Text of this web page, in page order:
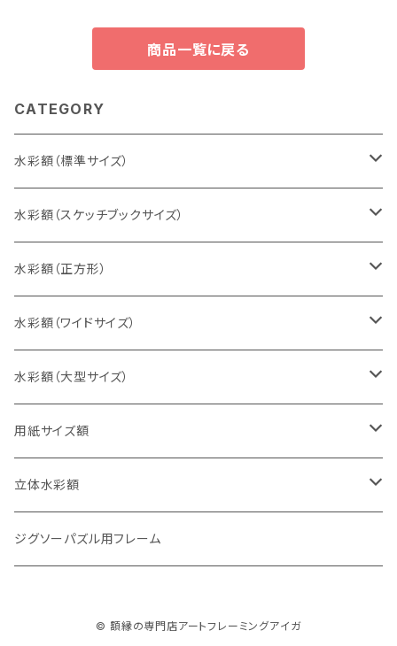
商品一覧に戻る
CATEGORY
水彩額（標準サイズ）
インチ判（203×254ミリ）
八切判（242×303ミリ）
太子判（288×379ミリ）
四切判（348×424ミリ）
大衣判（394×509ミリ）
半切判（424×545ミリ）
三三判（455×606ミリ）
水彩額（スケッチブックサイズ）
スケッチ4Ｆ（352×443ミリ）
スケッチ6Ｆ（458×550ミリ）
スケッチ8Ｆ（520×595ミリ）
スケッチ10Ｆ（595×670ミリ）
水彩額（正方形）
10cm正方形（100×100ミリ）
15cm正方形（150×150ミリ）
20cm正方形（200×200ミリ）
25cm正方形（250×250ミリ）
30cm正方形（300×300ミリ）
水彩額（ワイドサイズ）
15×30cm
20×40cm
25×50cm
30×60cm
水彩額（大型サイズ）
大判（660×850ミリ）
MO判（693×893ミリ）
特全判（780×1050ミリ）
用紙サイズ額
B5判（182×257ミリ）
A4判（210×297ミリ）
立体水彩額
インチ判（203×254ミリ）
ジグソーパズル用フレーム
© 額縁の専門店アートフレーミングアイガ